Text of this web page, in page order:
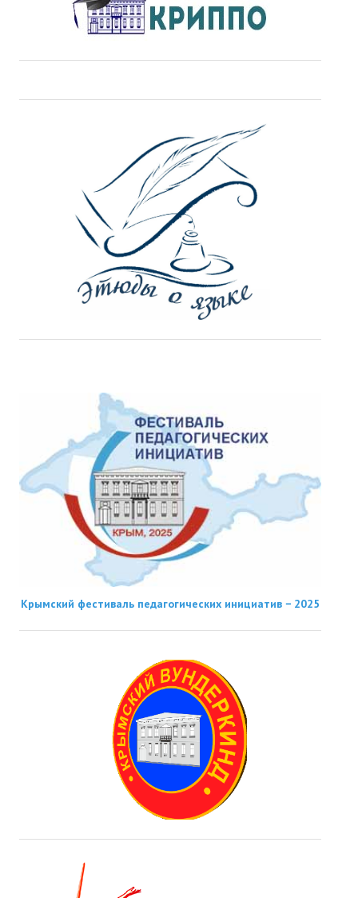
Крымский фестиваль педагогических инициатив − 2025